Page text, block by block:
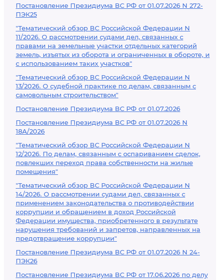
Постановление Президиума ВС РФ от 01.07.2026 N 272-
ПЭК25
"Тематический обзор ВС Российской Федерации N
11/2026. О рассмотрении судами дел, связанных с
правами на земельные участки отдельных категорий
земель, изъятых из оборота и ограниченных в обороте, и
с использованием таких участков"
"Тематический обзор ВС Российской Федерации N
13/2026. О судебной практике по делам, связанным с
самовольным строительством"
Постановление Президиума ВС РФ от 01.07.2026
Постановление Президиума ВС РФ от 01.07.2026 N
18А/2026
"Тематический обзор ВС Российской Федерации N
12/2026. По делам, связанным с оспариванием сделок,
повлекших переход права собственности на жилые
помещения"
"Тематический обзор ВС Российской Федерации N
14/2026. О рассмотрении судами дел, связанных с
применением законодательства о противодействии
коррупции и обращением в доход Российской
Федерации имущества, приобретенного в результате
нарушения требований и запретов, направленных на
предотвращение коррупции"
Постановление Президиума ВС РФ от 01.07.2026 N 24-
ПЭК26
Постановление Президиума ВС РФ от 17.06.2026 по делу